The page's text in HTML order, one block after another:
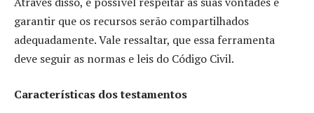
garantir que os recursos serão compartilhados
adequadamente. Vale ressaltar, que essa ferramenta
deve seguir as normas e leis do Código Civil.
Características dos testamentos